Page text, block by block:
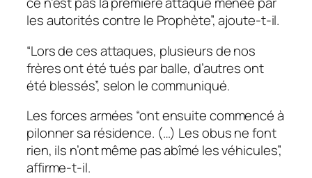
les autorités contre le Prophète”, ajoute-t-il.
“Lors de ces attaques, plusieurs de nos
frères ont été tués par balle, d’autres ont
été blessés”, selon le communiqué.
Les forces armées “ont ensuite commencé à
pilonner sa résidence. (…) Les obus ne font
rien, ils n’ont même pas abîmé les véhicules”,
affirme-t-il.